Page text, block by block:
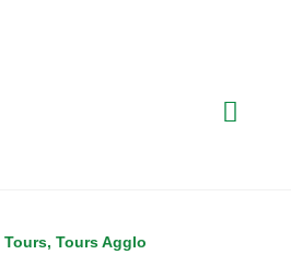
Tours, Tours Agglo